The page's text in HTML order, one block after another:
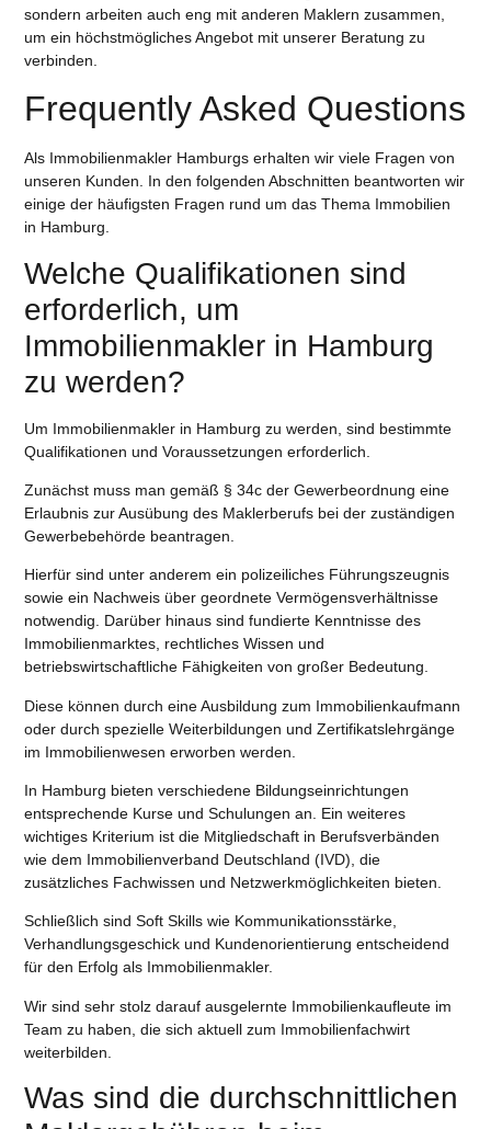
sondern arbeiten auch eng mit anderen Maklern zusammen,
um ein höchstmögliches Angebot mit unserer Beratung zu
verbinden.
Frequently Asked Questions
Als Immobilienmakler Hamburgs erhalten wir viele Fragen von
unseren Kunden. In den folgenden Abschnitten beantworten wir
einige der häufigsten Fragen rund um das Thema Immobilien
in Hamburg.
Welche Qualifikationen sind
erforderlich, um
Immobilienmakler in Hamburg
zu werden?
Um Immobilienmakler in Hamburg zu werden, sind bestimmte
Qualifikationen und Voraussetzungen erforderlich.
Zunächst muss man gemäß § 34c der Gewerbeordnung eine
Erlaubnis zur Ausübung des Maklerberufs bei der zuständigen
Gewerbebehörde beantragen.
Hierfür sind unter anderem ein polizeiliches Führungszeugnis
sowie ein Nachweis über geordnete Vermögensverhältnisse
notwendig. Darüber hinaus sind fundierte Kenntnisse des
Immobilienmarktes, rechtliches Wissen und
betriebswirtschaftliche Fähigkeiten von großer Bedeutung.
Diese können durch eine Ausbildung zum Immobilienkaufmann
oder durch spezielle Weiterbildungen und Zertifikatslehrgänge
im Immobilienwesen erworben werden.
In Hamburg bieten verschiedene Bildungseinrichtungen
entsprechende Kurse und Schulungen an. Ein weiteres
wichtiges Kriterium ist die Mitgliedschaft in Berufsverbänden
wie dem Immobilienverband Deutschland (IVD), die
zusätzliches Fachwissen und Netzwerkmöglichkeiten bieten.
Schließlich sind Soft Skills wie Kommunikationsstärke,
Verhandlungsgeschick und Kundenorientierung entscheidend
für den Erfolg als Immobilienmakler.
Wir sind sehr stolz darauf ausgelernte Immobilienkaufleute im
Team zu haben, die sich aktuell zum Immobilienfachwirt
weiterbilden.
Was sind die durchschnittlichen